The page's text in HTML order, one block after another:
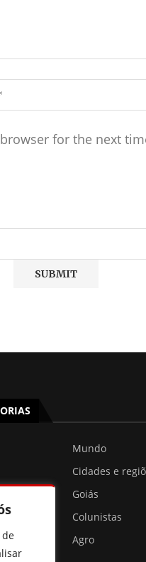
for the next
Mundo
Cidades e
Goiás
Colunistas
Agro